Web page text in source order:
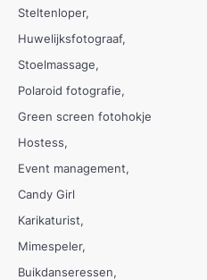
Steltenloper
Huwelijksfotograaf
Stoelmassage
Polaroid fotografie
Green screen fotohokje
Hostess
Event management
Candy Girl
Karikaturist
Mimespeler
Buikdanseressen